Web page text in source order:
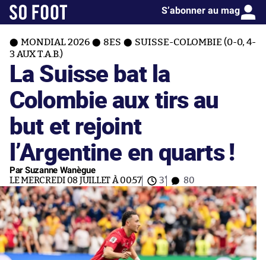
S’abonner au mag
MONDIAL 2026 8ES
SUISSE-COLOMBIE (0-0, 4-
3 AUX T.A.B.)
La Suisse bat la
Colombie aux tirs au
but et rejoint
l’Argentine en quarts !
Par Suzanne Wanègue
LE MERCREDI 08 JUILLET À 00:57 3' 80